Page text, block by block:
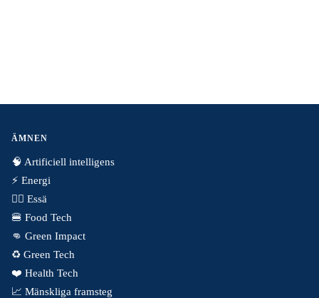
ÄMNEN
🧠 Artificiell intelligens
⚡️ Energi
✍🏼 Essä
🍔 Food Tech
👊 Green Impact
♻️ Green Tech
❤️ Health Tech
📈 Mänskliga framsteg